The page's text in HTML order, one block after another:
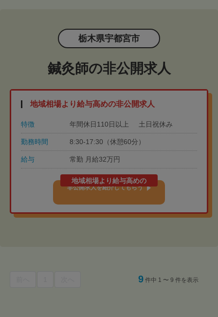
栃木県宇都宮市
鍼灸師の非公開求人
地域相場より給与高めの非公開求人
特徴 年間休日110日以上 土日祝休み
勤務時間 8:30-17:30（休憩60分）
給与 常勤 月給32万円
地域相場より給与高めの
非公開求人を紹介してもらう
9 件中 1 〜 9 件を表示